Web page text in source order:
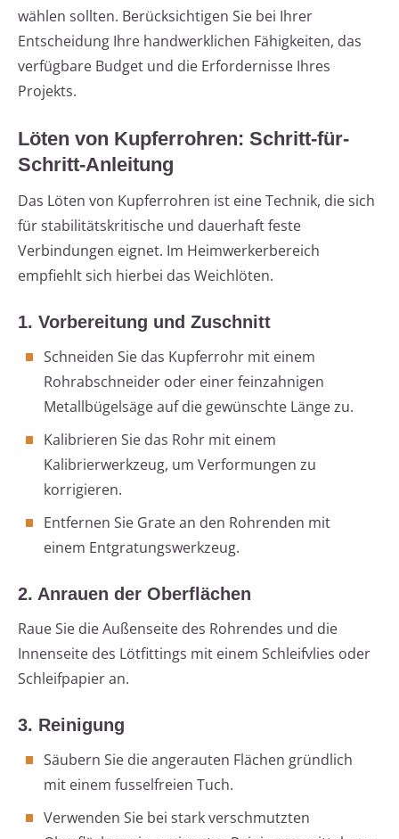
wählen sollten. Berücksichtigen Sie bei Ihrer
Entscheidung Ihre handwerklichen Fähigkeiten, das
verfügbare Budget und die Erfordernisse Ihres
Projekts.
Löten von Kupferrohren: Schritt-für-
Schritt-Anleitung
Das Löten von Kupferrohren ist eine Technik, die sich
für stabilitätskritische und dauerhaft feste
Verbindungen eignet. Im Heimwerkerbereich
empfiehlt sich hierbei das Weichlöten.
1. Vorbereitung und Zuschnitt
Schneiden Sie das Kupferrohr mit einem
Rohrabschneider oder einer feinzahnigen
Metallbügelsäge auf die gewünschte Länge zu.
Kalibrieren Sie das Rohr mit einem
Kalibrierwerkzeug, um Verformungen zu
korrigieren.
Entfernen Sie Grate an den Rohrenden mit
einem Entgratungswerkzeug.
2. Anrauen der Oberflächen
Raue Sie die Außenseite des Rohrendes und die
Innenseite des Lötfittings mit einem Schleifvlies oder
Schleifpapier an.
3. Reinigung
Säubern Sie die angerauten Flächen gründlich
mit einem fusselfreien Tuch.
Verwenden Sie bei stark verschmutzten